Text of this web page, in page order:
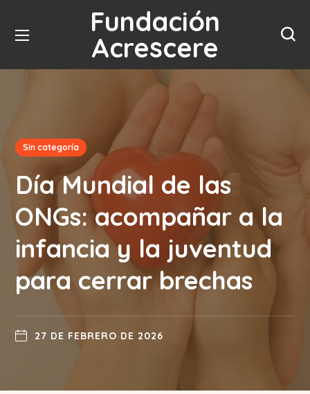
Fundación
Acrescere
Sin categoría
Día Mundial de las
ONGs: acompañar a la
infancia y la juventud
para cerrar brechas
27 DE FEBRERO DE 2026